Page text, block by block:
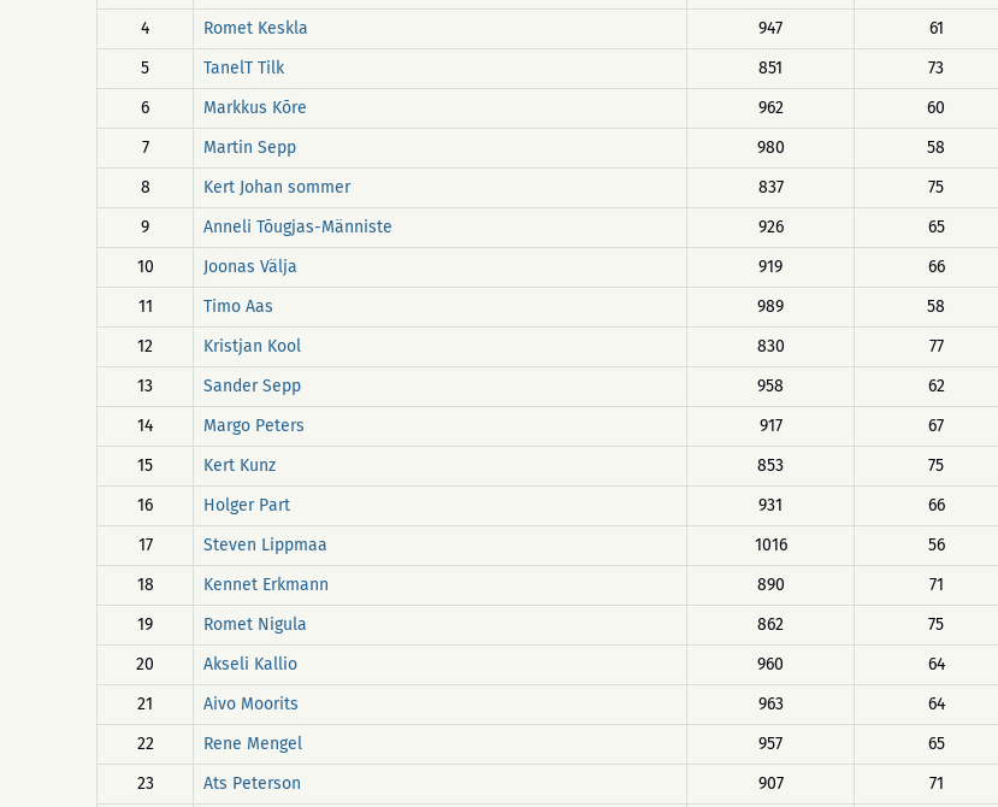
4
Romet Keskla 947 61
5
TanelT Tilk 851 73
6
Markkus Kõre 962 60
7
Martin Sepp 980 58
8
Kert Johan sommer 837 75
9
Anneli Tõugjas-Männiste 926 65
10
Joonas Välja 919 66
11
Timo Aas 989 58
12
Kristjan Kool 830 77
13
Sander Sepp 958 62
14
Margo Peters 917 67
15
Kert Kunz 853 75
16
Holger Part 931 66
17
Steven Lippmaa 1016 56
18
Kennet Erkmann 890 71
19
Romet Nigula 862 75
20
Akseli Kallio 960 64
21
Aivo Moorits 963 64
22
Rene Mengel 957 65
23
Ats Peterson 907 71